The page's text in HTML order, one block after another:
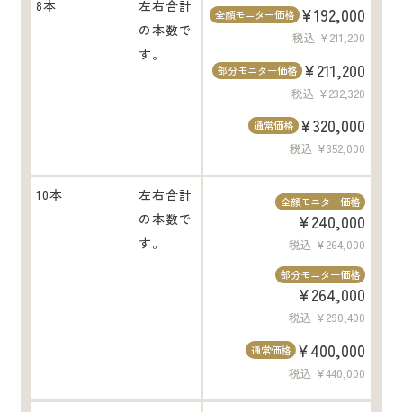
8本
左右合計
の本数で
す。
全顔モニター価格 ¥192,000
税込 ¥211,200
部分モニター価格 ¥211,200
税込 ¥232,320
通常価格 ¥320,000
税込 ¥352,000
10本
左右合計
の本数で
す。
全顔モニター価格
¥240,000
税込 ¥264,000
部分モニター価格
¥264,000
税込 ¥290,400
通常価格 ¥400,000
税込 ¥440,000